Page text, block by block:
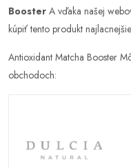
Booster A vďaka našej
kúpiť tento produkt
Antioxidant Matcha Booster
obchodoch: